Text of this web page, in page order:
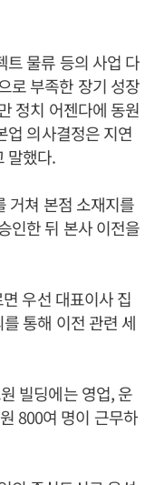
트 물류 등의 사업 다
로 부족한 장기 성장
정치 어젠다에 동원
업 의사결정은 지연
말했다.
거쳐 본점 소재지를
인한 뒤 본사 이전을
우선 대표이사 집
통해 이전 관련 세
빌딩에는 영업, 운
800여 명이 근무하